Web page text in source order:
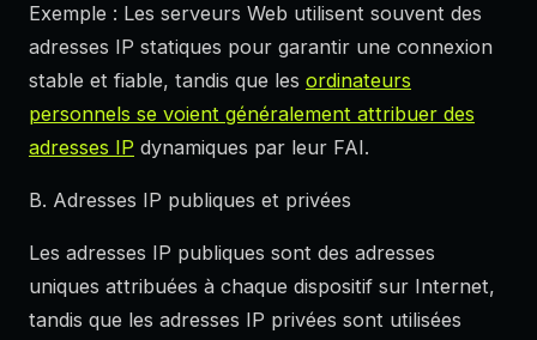
Exemple : Les serveurs Web utilisent souvent des
adresses IP statiques pour garantir une connexion
stable et fiable, tandis que les ordinateurs
personnels se voient généralement attribuer des
adresses IP dynamiques par leur FAI.
B. Adresses IP publiques et privées
Les adresses IP publiques sont des adresses
uniques attribuées à chaque dispositif sur Internet,
tandis que les adresses IP privées sont utilisées